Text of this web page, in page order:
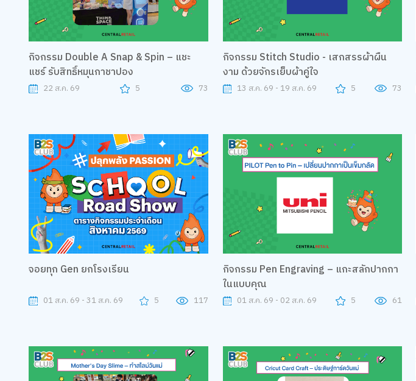
กิจกรรม Double A Snap & Spin – แชะ
แชร์ รับสิทธิ์หมุนกาชาปอง
22 ส.ค. 69 5 73
กิจกรรม Stitch Studio - เสกสรรผ้าผืน
งาม ด้วยจักรเย็บผ้าคู่ใจ
13 ส.ค. 69 - 19 ส.ค. 69 5 73
จอยทุก Gen ยกโรงเรียน
01 ส.ค. 69 - 31 ส.ค. 69 5 117
กิจกรรม Pen Engraving – แกะสลักปากกา
ในแบบคุณ
01 ส.ค. 69 - 02 ส.ค. 69 5 61